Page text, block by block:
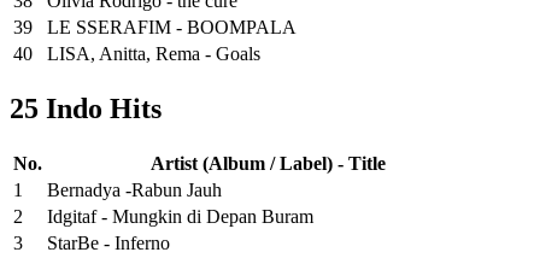
39
LE SSERAFIM - BOOMPALA
40
LISA, Anitta, Rema - Goals
25 Indo Hits
No.
Artist (Album / Label) - Title
1
Bernadya -Rabun Jauh
2
Idgitaf - Mungkin di Depan Buram
3
StarBe - Inferno